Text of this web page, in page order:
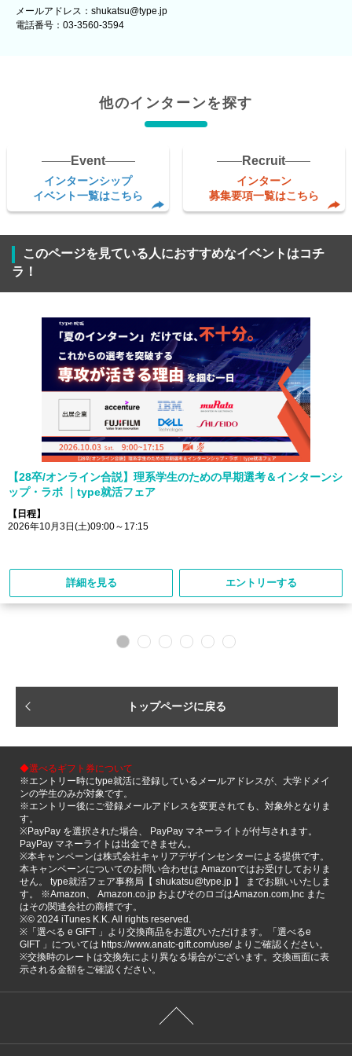
メールアドレス：shukatsu@type.jp
電話番号：03-3560-3594
他のインターンを探す
Event
インターンシップ
イベント一覧はこちら
Recruit
インターン
募集要項一覧はこちら
このページを見ている人におすすめなイベントはコチ
ラ！
【28卒/オンライン合説】理系学生のための早期選考＆インターンシ
ップ・ラボ ｜type就活フェア
【日程】
2026年10月3日(土)09:00～17:15
詳細を見る エントリーする
トップページに戻る
◆選べるギフト券について
※エントリー時にtype就活に登録しているメールアドレスが、大学ドメイ
ンの学生のみが対象です。
※エントリー後にご登録メールアドレスを変更されても、対象外となりま
す。
※PayPay を選択された場合、 PayPay マネーライトが付与されます。
PayPay マネーライトは出金できません。
※本キャンペーンは株式会社キャリアデザインセンターによる提供です。
本キャンペーンについてのお問い合わせは Amazonではお受けしておりま
せん。 type就活フェア事務局【 shukatsu@type.jp 】 までお願いいたしま
す。 ※Amazon、 Amazon.co.jp およびそのロゴはAmazon.com,Inc また
はその関連会社の商標です。
※©️ 2024 iTunes K.K. All rights reserved.
※「選べる e GIFT 」より交換商品をお選びいただけます。「選べるe
GIFT 」については https://www.anatc-gift.com/use/ よりご確認ください。
※交換時のレートは交換先により異なる場合がございます。交換画面に表
示される金額をご確認ください。